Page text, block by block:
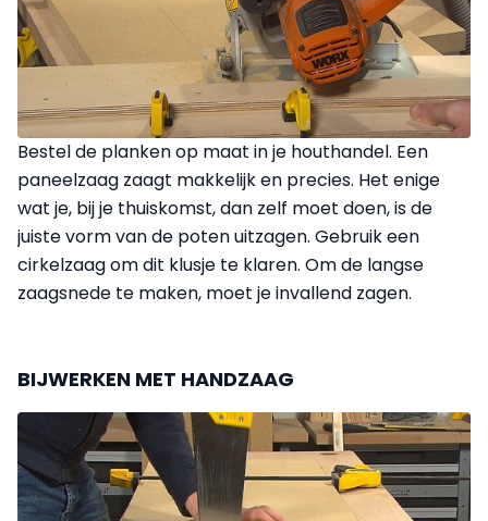
Bestel de planken op maat in je houthandel. Een
paneelzaag zaagt makkelijk en precies. Het enige
wat je, bij je thuiskomst, dan zelf moet doen, is de
juiste vorm van de poten uitzagen. Gebruik een
cirkelzaag om dit klusje te klaren. Om de langse
zaagsnede te maken, moet je invallend zagen.
BIJWERKEN MET HANDZAAG